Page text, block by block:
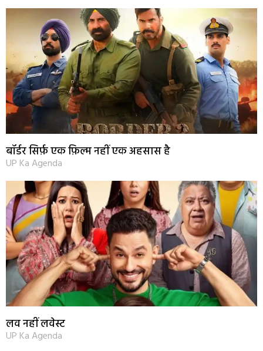
बॉर्डर सिर्फ़ एक फ़िल्म नहीं एक अहसास है
UP Ka Agenda
लव नहीं लवेस्ट
UP Ka Agenda